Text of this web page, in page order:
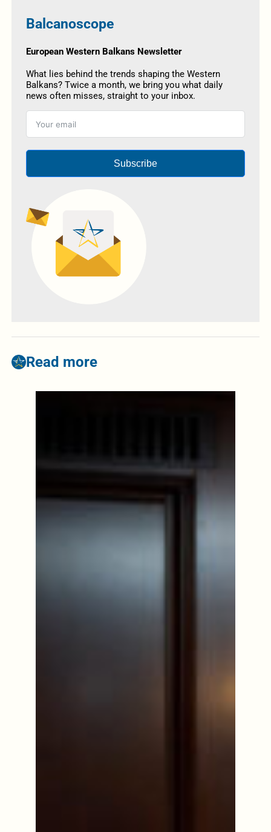
Balcanoscope
European Western Balkans Newsletter
What lies behind the trends shaping the Western
Balkans? Twice a month, we bring you what daily
news often misses, straight to your inbox.
Subscribe
Read more